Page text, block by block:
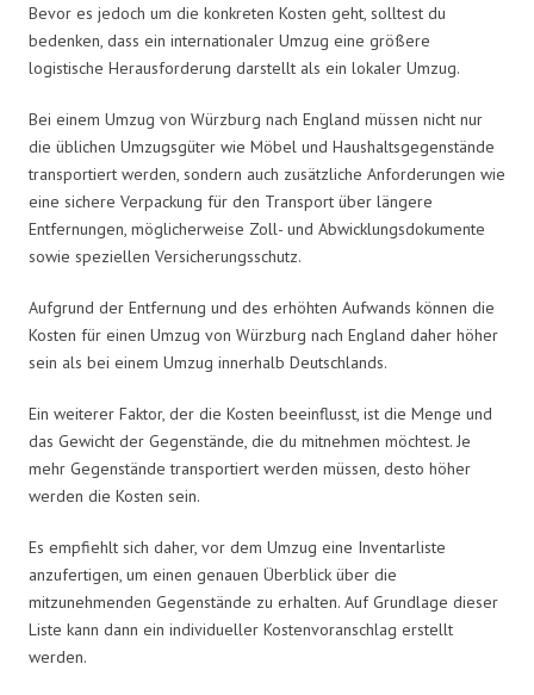
Bevor es jedoch um die konkreten Kosten geht, solltest du
bedenken, dass ein internationaler Umzug eine größere
logistische Herausforderung darstellt als ein lokaler Umzug.
Bei einem Umzug von Würzburg nach England müssen nicht nur
die üblichen Umzugsgüter wie Möbel und Haushaltsgegenstände
transportiert werden, sondern auch zusätzliche Anforderungen wie
eine sichere Verpackung für den Transport über längere
Entfernungen, möglicherweise Zoll- und Abwicklungsdokumente
sowie speziellen Versicherungsschutz.
Aufgrund der Entfernung und des erhöhten Aufwands können die
Kosten für einen Umzug von Würzburg nach England daher höher
sein als bei einem Umzug innerhalb Deutschlands.
Ein weiterer Faktor, der die Kosten beeinflusst, ist die Menge und
das Gewicht der Gegenstände, die du mitnehmen möchtest. Je
mehr Gegenstände transportiert werden müssen, desto höher
werden die Kosten sein.
Es empfiehlt sich daher, vor dem Umzug eine Inventarliste
anzufertigen, um einen genauen Überblick über die
mitzunehmenden Gegenstände zu erhalten. Auf Grundlage dieser
Liste kann dann ein individueller Kostenvoranschlag erstellt
werden.